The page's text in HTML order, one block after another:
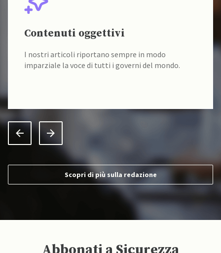
Contenuti oggettivi
I nostri articoli riportano sempre in modo
imparziale la voce di tutti i governi del mondo.
Scopri di più sulla redazione